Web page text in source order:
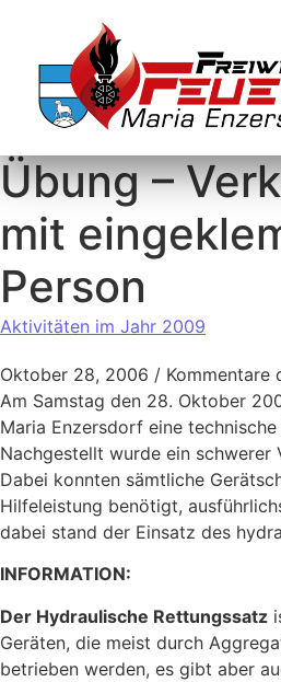
Übung –
mit
Person
Aktivitäten im Jahr 2009
Oktober 28, 2006 / Kommentare
Am Samstag den 28. Oktober
Maria Enzersdorf eine
Nachgestellt wurde ein schwerer
Dabei konnten sämtliche
Hilfeleistung benötigt,
dabei stand der Einsatz des
INFORMATION:
Der Hydraulische Rettungssatz
Geräten, die meist durch
betrieben werden, es gibt aber